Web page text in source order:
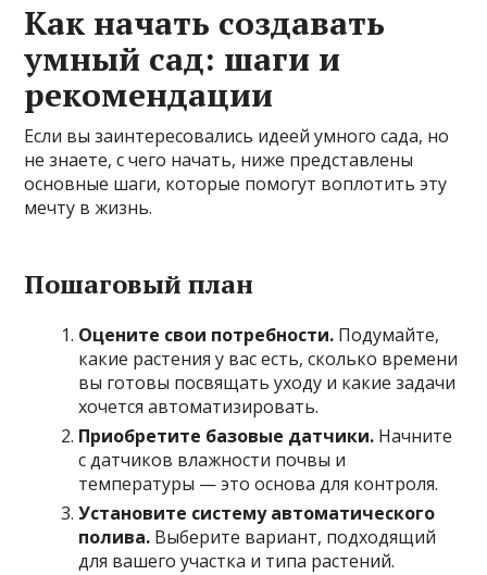
Как начать создавать
умный сад: шаги и
рекомендации
Если вы заинтересовались идеей умного сада, но
не знаете, с чего начать, ниже представлены
основные шаги, которые помогут воплотить эту
мечту в жизнь.
Пошаговый план
Оцените свои потребности. Подумайте,
какие растения у вас есть, сколько времени
вы готовы посвящать уходу и какие задачи
хочется автоматизировать.
Приобретите базовые датчики. Начните
с датчиков влажности почвы и
температуры — это основа для контроля.
Установите систему автоматического
полива. Выберите вариант, подходящий
для вашего участка и типа растений.